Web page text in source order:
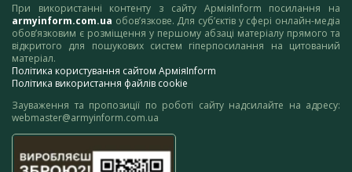
При використанні контенту з сайту АрміяInform посилання на
armyinform.com.ua обов’язкове. Для суб’єктів у сфері онлайн-медіа
обов’язковим є розміщення у першому абзаці матеріалу прямого та
відкритого для пошукових систем гіперпосилання на цитований
матеріал.
Політика користування сайтом АрміяInform
Політика використання файлів cookie
Зауваження та пропозиції по роботі сайту надсилайте на адресу:
webmaster@armyinform.com.ua